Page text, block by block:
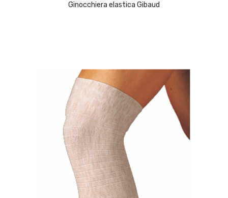
Ginocchiera elastica Gibaud